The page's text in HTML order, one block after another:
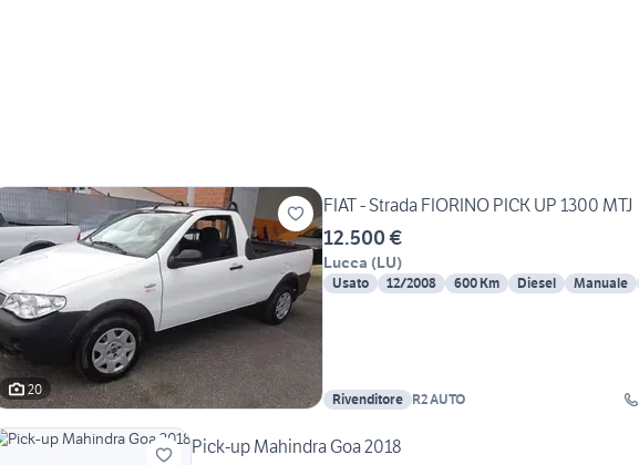
20
FIAT - Strada FIORINO PICK UP 1300 MTJ
12.500 €
Lucca (LU)
Usato 12/2008 600 Km Diesel Manuale
Rivenditore R2 AUTO
Pick-up Mahindra Goa 2018